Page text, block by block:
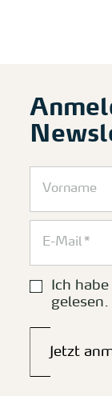
Ich
gelesen.
Jetzt